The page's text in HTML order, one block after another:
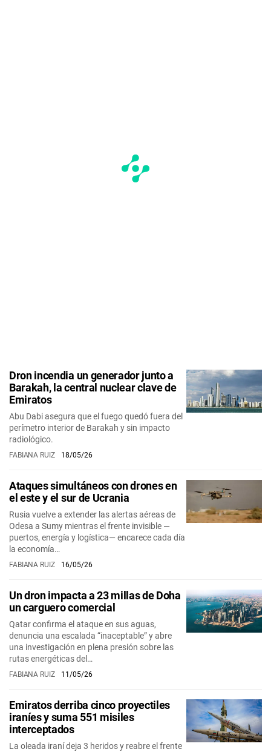
Dron incendia un generador junto a
Barakah, la central nuclear clave de
Emiratos
Abu Dabi asegura que el fuego quedó fuera del
perímetro interior de Barakah y sin impacto
radiológico.
FABIANA RUIZ 18/05/26
Ataques simultáneos con drones en
el este y el sur de Ucrania
Rusia vuelve a extender las alertas aéreas de
Odesa a Sumy mientras el frente invisible —
puertos, energía y logística— encarece cada día
la economía…
FABIANA RUIZ 16/05/26
Un dron impacta a 23 millas de Doha
un carguero comercial
Qatar confirma el ataque en sus aguas,
denuncia una escalada “inaceptable” y abre
una investigación en plena presión sobre las
rutas energéticas del…
FABIANA RUIZ 11/05/26
Emiratos derriba cinco proyectiles
iraníes y suma 551 misiles
interceptados
La oleada iraní deja 3 heridos y reabre el frente